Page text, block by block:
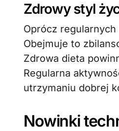
Zdrowy styl
Oprócz
Obejmuje to
Zdrowa dieta
Regularna
utrzymaniu dobrej
Nowinki